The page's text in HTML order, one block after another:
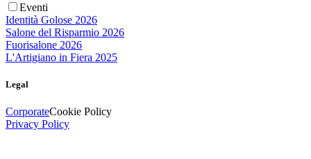
Eventi
Identità Golose 2026
Salone del Risparmio 2026
Fuorisalone 2026
L'Artigiano in Fiera 2025
Legal
CorporateCookie Policy
Privacy Policy